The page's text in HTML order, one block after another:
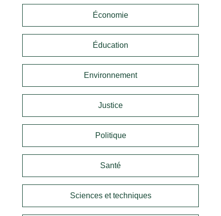
Économie
Éducation
Environnement
Justice
Politique
Santé
Sciences et techniques